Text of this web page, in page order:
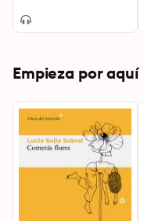
Foreshadow Today's
Empieza por aquí